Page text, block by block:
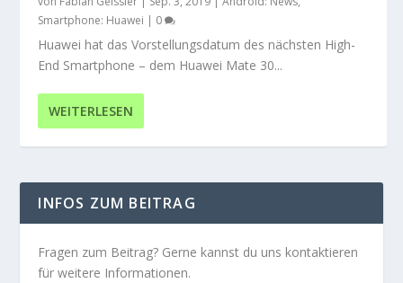
Smartphone: Huawei | 0
Huawei hat das Vorstellungsdatum des nächsten High-
End Smartphone – dem Huawei Mate 30...
WEITERLESEN
INFOS ZUM BEITRAG
Fragen zum Beitrag? Gerne kannst du uns kontaktieren
für weitere Informationen.